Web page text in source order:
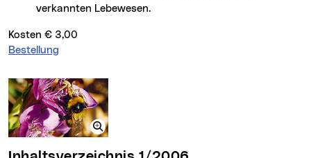
verkannten Lebewesen.
Kosten € 3,00
Bestellung